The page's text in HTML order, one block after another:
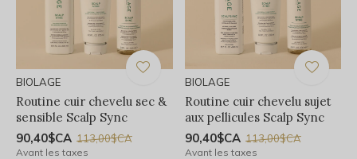
BIOLAGE
Routine cuir chevelu sec &
sensible Scalp Sync
90,40$CA 113,00$CA
Avant les taxes
BIOLAGE
Routine cuir chevelu sujet
aux pellicules Scalp Sync
90,40$CA 113,00$CA
Avant les taxes